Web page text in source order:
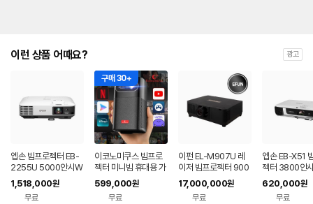
이런 상품 어때요? 광고
엡손 빔프로젝터 EB-
2255U 5000안시W
UXGA
1,518,000원
무료
구매 30+
이코노미쿠스 빔프로
젝터 미니빔 휴대용 가
정용 무선 홈시네마 캠
핑
599,000원
무료
이펀 EL-M907U 레
이저 빔프로젝터 900
0안시 풀HD WUXG
A 강당용
17,000,000원
무료
엡손 EB-X51
젝터 3800안
620,000원
무료